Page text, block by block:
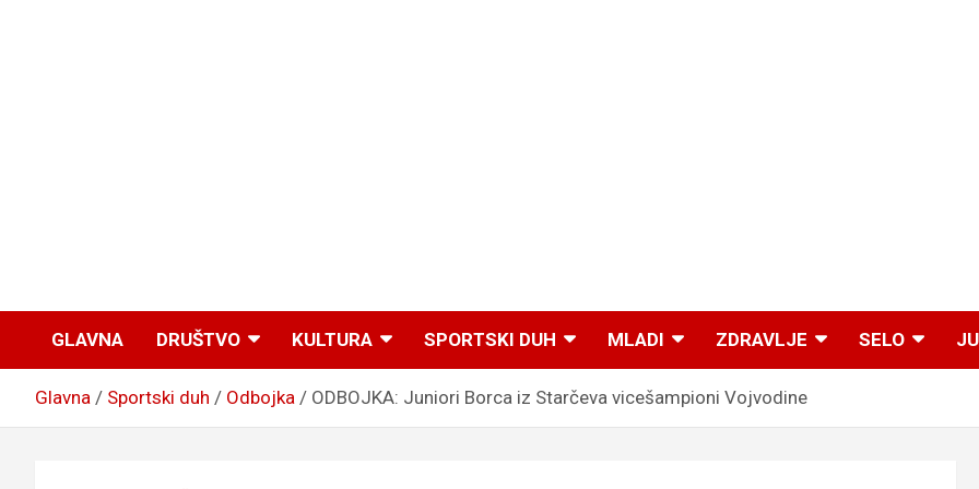
GLAVNA DRUŠTVO KULTURA SPORTSKI DUH MLADI ZDRAVLJE SELO
Glavna Sportski duh Odbojka ODBOJKA: Juniori Borca iz Starčeva vicešampioni Vojvodine